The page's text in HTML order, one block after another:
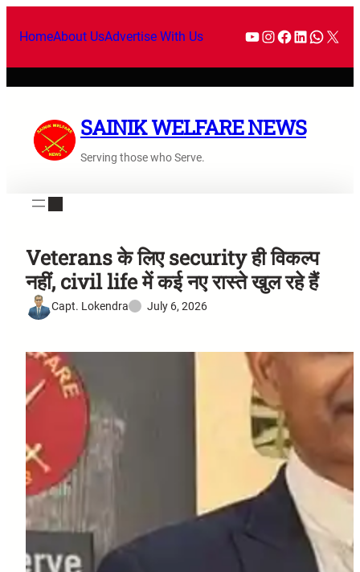
HomeAbout UsAdvertise With Us
SAINIK WELFARE NEWS
Serving those who Serve.
Veterans के लिए security ही विकल्प
नहीं, civil life में कई नए रास्ते खुल रहे हैं
Capt. Lokendra July 6, 2026